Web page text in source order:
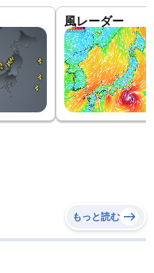
風レーダー
もっと読む